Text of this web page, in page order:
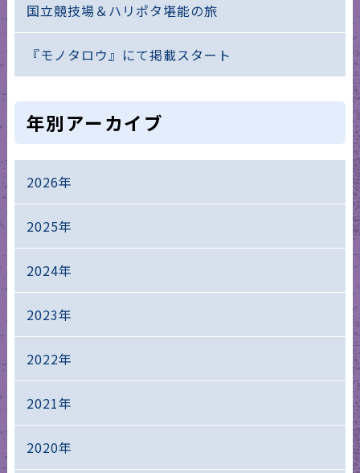
国立競技場＆ハリポタ堪能の旅
『モノタロウ』にて掲載スタート
年別アーカイブ
2026年
2025年
2024年
2023年
2022年
2021年
2020年